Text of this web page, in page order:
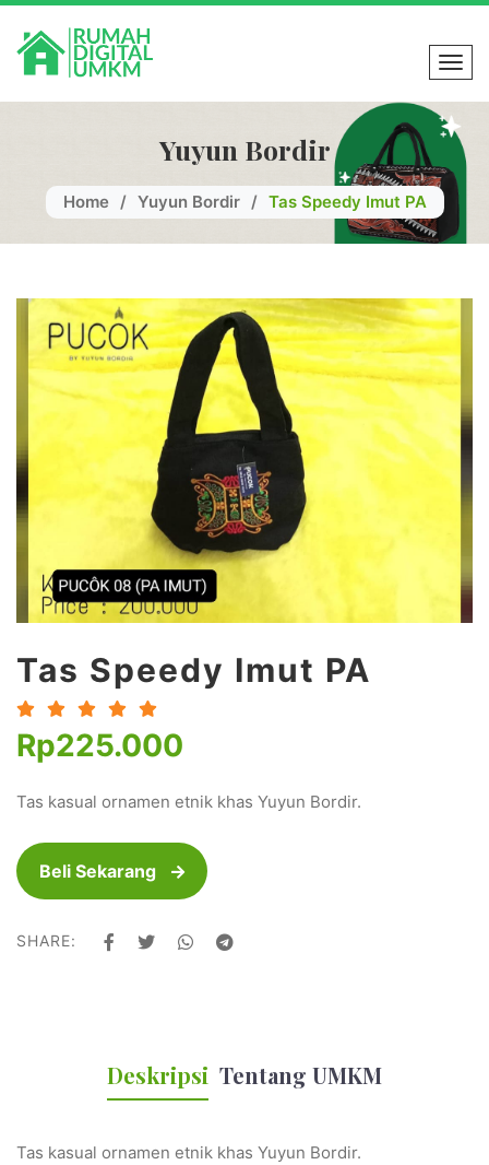
Yuyun Bordir
Home / Yuyun Bordir / Tas Speedy Imut PA
Tas Speedy Imut PA
Star Rating
Star Rating
Star Rating
Star Rating
Rp225.000
Tas kasual ornamen etnik khas Yuyun Bordir.
Beli Sekarang
SHARE: facebook
twitter whatsapp
Deskripsi Tentang UMKM
Tas kasual ornamen etnik khas Yuyun Bordir.